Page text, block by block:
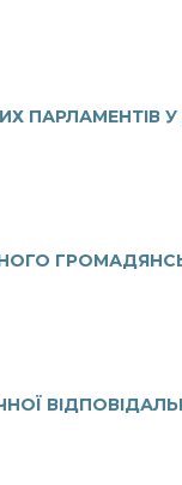
ПАРЛАМЕНТІВ